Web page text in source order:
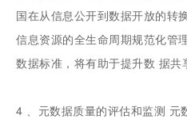
国在从信息公开到数据开放的转
信息资源的全生命周期规范化管
数据标准，将有助于提升数 据共
4 、元数据质量的评估和监测 元